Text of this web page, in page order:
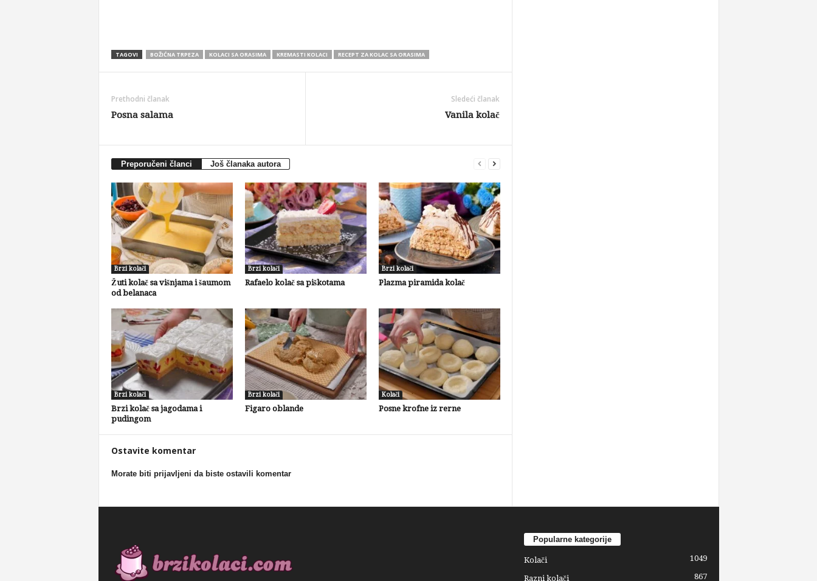
TAGOVI BOŽIĆNA TRPEZA KOLACI SA ORASIMA KREMASTI KOLACI RECEPT ZA KOLAC SA ORASIMA
Prethodni članak
Posna salama
Sledeći članak
Vanila kolač
Preporučeni članci Još članaka autora
Brzi kolači
Žuti kolač sa višnjama i šaumom
od belanaca
Brzi kolači
Rafaelo kolač sa piškotama
Brzi kolači
Plazma piramida kolač
Brzi kolači
Brzi kolač sa jagodama i
pudingom
Brzi kolači
Figaro oblande
Kolači
Posne krofne iz rerne
Ostavite komentar
Morate biti prijavljeni da biste ostavili komentar
Popularne kategorije
Kolači 1049
Razni kolači 867